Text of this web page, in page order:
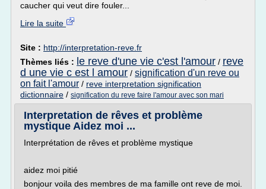
caucher qui veut dire fouler...
Lire la suite
Site : http://interpretation-reve.fr
Thèmes liés : le reve d'une vie c'est l'amour / reve
d une vie c est l amour / signification d'un reve ou
on fait l'amour / reve interpretation signification
dictionnaire / signification du reve faire l'amour avec son mari
Interpretation de rêves et problème
mystique Aidez moi ...
Interprétation de rêves et problème mystique
aidez moi pitié
bonjour voila des membres de ma famille ont reve de moi.